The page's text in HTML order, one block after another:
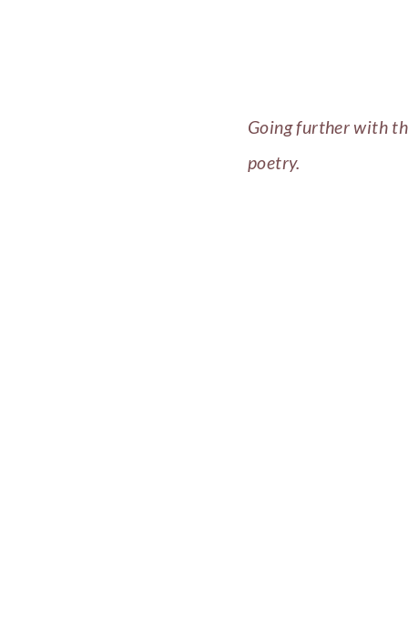
Going further with
poetry.